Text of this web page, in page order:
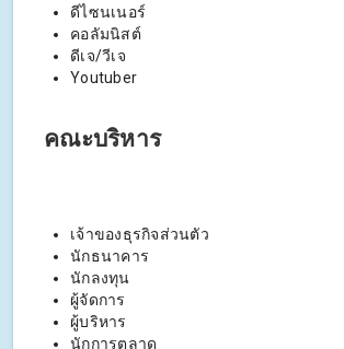
ดีไซนเนอร์
คอลัมนิสต์
ดีเจ/วีเจ
Youtuber
คณะบริหาร
เจ้าของธุรกิจส่วนตัว
นักธนาคาร
นักลงทุน
ผู้จัดการ
ผู้บริหาร
นักการตลาด